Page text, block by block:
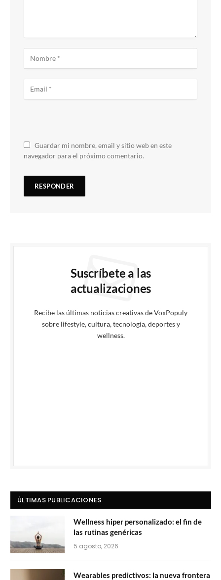
Guardar mi nombre, email y sitio web en este
navegador para el próximo comentario.
Suscríbete a las
actualizaciones
Recibe las últimas noticias creativas de VoxPopuly
sobre lifestyle, cultura, tecnología, deportes y
wellness.
ÚLTIMAS PUBLICACIONES
Wellness hiper personalizado: el fin de
las rutinas genéricas
5 agosto, 2026
Wearables predictivos: la nueva frontera